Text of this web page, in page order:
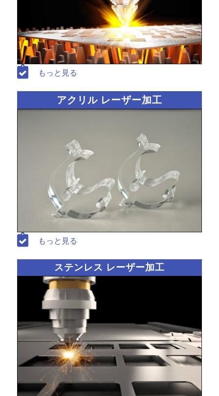
もっと見る
アクリル レーザー加工
もっと見る
ステンレス レーザー加工